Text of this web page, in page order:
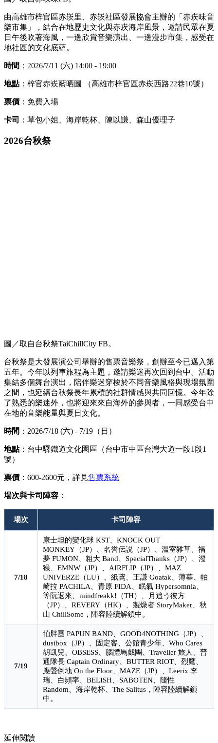
由高雄市梓官區赤崁里、赤崁社區發展協會主辦的「赤崁味音
樂市集」，結合在地歷史文化與赤崁海岸風景，邀請民眾在夏
日午後吹著海風，一邊欣賞音樂演出、一邊漫步市集，感受在
地社區的文化底蘊。
時間 ：2026/7/11 (六) 14:00 - 19:00
地點：梓官赤崁藍晒圖 （高雄市梓官區赤崁西路22巷10號）
票價 ：免費入場
卡司 ：草包小姐、海岸乾杯、陳以謙、森山優理子
2026台秋祭
圖／取自台秋祭TaiChillCity FB。
台秋祭是大發展演公司舉辦的售票音樂祭，創辦至今已邁入第
五年。今年以列車旅程為主題，邀請樂迷再次回到台中。活動
集結多個舞台演出，陪伴樂迷穿梭於不同音樂風格與現場氛圍
之間，也延續台秋祭長年累積的社群情感與共同回憶。今年除
了熟悉的樂迷外，也將迎來來自海外的參與者，一同感受台中
在地的音樂能量與夏日文化。
時間 ：2026/7/18 (六) - 7/19（日）
地點：台中驛鐵道文化園區（台中市中區台灣大道一段1段1
號）
票價 ：600-2600元，詳見售票系統
場次與卡司陣容 ：
場次 卡司陣容
7/18
康士坦的變化球 KST、KNOCK OUT
MONKEY（JP）、名誉伝説（JP）、溫室雜草、福
夢 FUMON、粗大 Band、SpecialThanks（JP）、潑
猴、EMNW（JP）、AIRFLIP（JP）、MAZ
UNIVERZE（LU）、紙鳶、王謙 Goatak、薄暮、帕
崎拉 PACHILA、青原 FIDA、眠氣 Hypersomnia、
等阮返來、mindfreakk!（TH）、月追う彼方
（JP）、REVERY（HK）、製燥者 StoryMaker、秋
山 ChillSome，陣容陸續解鎖中。
7/19
怕胖團 PAPUN BAND、GOOD4NOTHING（JP）、
dustbox（JP）、固定客、公館青少年、Who Cares
胡凱兒、OBSESS、腦體馬戲團、Traveller 旅人、普
通隊長 Captain Ordinary、BUTTER RIOT、烈鷹、
應聲倒地 On the Floor、MAZE（JP）、Leerix 李
瑞、白頻率、BELISH、SABOTEN、隨性
Random、海岸乾杯、The Salitus，陣容陸續解鎖
中。
延伸閱讀